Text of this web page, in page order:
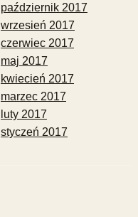
październik 2017
wrzesień 2017
czerwiec 2017
maj 2017
kwiecień 2017
marzec 2017
luty 2017
styczeń 2017